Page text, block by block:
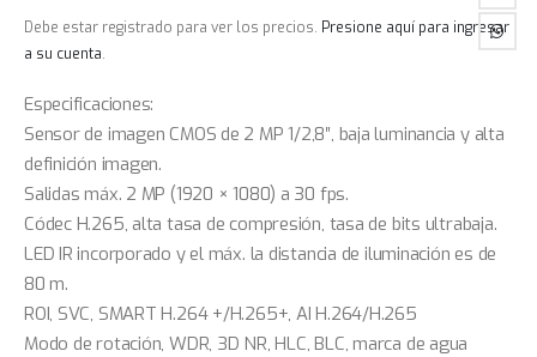
Debe estar registrado para ver los precios. Presione aquí para ingresar
a su cuenta.
Especificaciones:
Sensor de imagen CMOS de 2 MP 1/2,8″, baja luminancia y alta
definición imagen.
Salidas máx. 2 MP (1920 × 1080) a 30 fps.
Códec H.265, alta tasa de compresión, tasa de bits ultrabaja.
LED IR incorporado y el máx. la distancia de iluminación es de
80 m.
ROI, SVC, SMART H.264 +/H.265+, AI H.264/H.265
Modo de rotación, WDR, 3D NR, HLC, BLC, marca de agua